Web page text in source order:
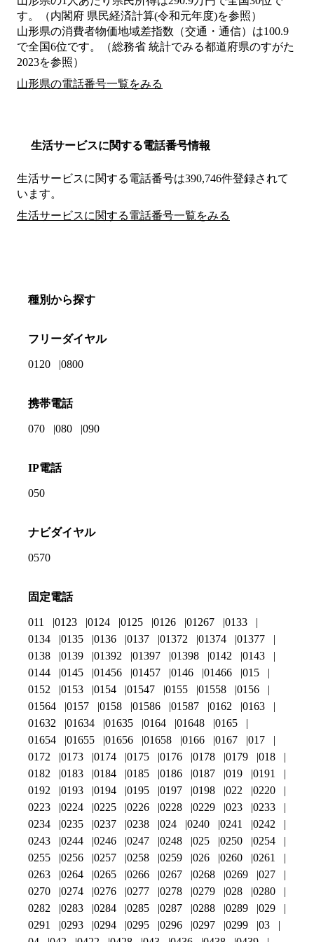
す。（内閣府 県民経済計算(令和元年度)を参照）
山形県の消費者物価地域差指数（交通・通信）は100.9
で全国6位です。（総務省 統計でみる都道府県のすがた
2023を参照）
山形県の電話番号一覧をみる
生活サービスに関する電話番号情報
生活サービスに関する電話番号は390,746件登録されて
います。
生活サービスに関する電話番号一覧をみる
種別から探す
フリーダイヤル
0120 0800
携帯電話
070 080 090
IP電話
050
ナビダイヤル
0570
固定電話
011 0123 0124 0125 0126 01267
0133
0134
0135 0136 0137 01372 01374
01377
0138
0139 01392 01397 01398 0142
0143
0144
0145 01456 01457 0146 01466
015
0152
0153 0154 01547 0155 01558
0156
01564
0157 0158 01586 01587 0162
0163
01632
01634 01635 0164 01648
0165
01654
01655 01656 01658 0166 0167
017
0172
0173 0174 0175 0176 0178 0179
018
0182
0183 0184 0185 0186 0187 019
0191
0192
0193 0194 0195 0197 0198 022
0220
0223
0224 0225 0226 0228 0229 023
0233
0234
0235 0237 0238 024 0240 0241
0242
0243
0244 0246 0247 0248 025 0250
0254
0255
0256 0257 0258 0259 026 0260
0261
0263
0264 0265 0266 0267 0268 0269
027
0270
0274 0276 0277 0278 0279 028
0280
0282
0283 0284 0285 0287 0288 0289
029
0291
0293 0294 0295 0296 0297 0299
03